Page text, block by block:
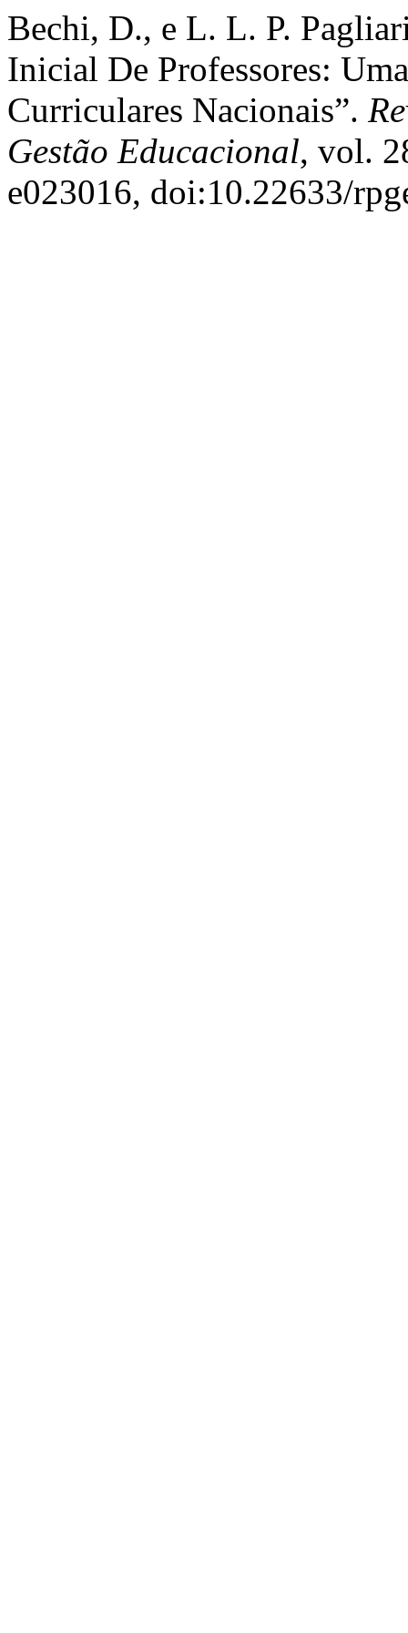
Bechi, D., e L. L. P.
Inicial De Professores:
Curriculares Nacionais”.
Gestão Educacional, vol.
e023016, doi:10.22633/